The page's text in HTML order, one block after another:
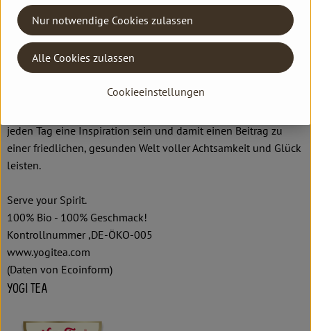
Wer achtsam lebt, entdeckt auch im Kleinen das Großartige.
Wir glauben, dass durch ein Leben in Balance jeder Einzelne
viel Gutes bewirken kann - und dass schon in einer Tasse Tee
unglaublich viel Inspiration dafür steckt!
Mit unseren Tees, den yogischen Weisheiten an jedem Beutel
jeden Tag eine Inspiration sein und damit einen Beitrag zu
einer friedlichen, gesunden Welt voller Achtsamkeit und Glück
leisten.
Serve your Spirit.
100% Bio - 100% Geschmack!
Kontrollnummer ,DE-ÖKO-005
www.yogitea.com
(Daten von Ecoinform)
YOGI TEA
Cookieeinstellungen
Nur notwendige Cookies zulassen
Alle Cookies zulassen